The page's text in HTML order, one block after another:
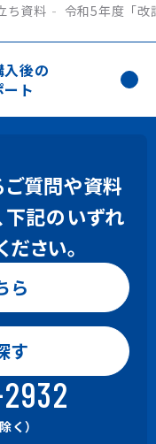
ち資料 令和5年度「改
質問や資料
下記のいずれ
さい。
ら
す
く）
入後の
ト
ら
く）